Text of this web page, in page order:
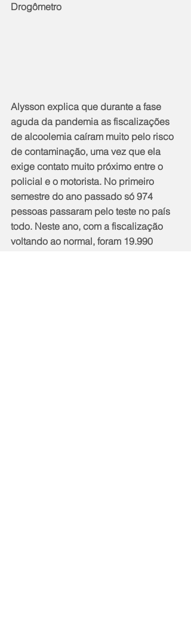
Drogômetro
Alysson explica que durante a fase
aguda da pandemia as fiscalizações
de alcoolemia caíram muito pelo risco
de contaminação, uma vez que ela
exige contato muito próximo entre o
policial e o motorista. No primeiro
semestre do ano passado só 974
pessoas passaram pelo teste no país
todo. Neste ano, com a fiscalização
voltando ao normal, foram 19.990